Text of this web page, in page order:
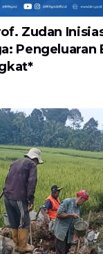
Zudan
Pengeluaran